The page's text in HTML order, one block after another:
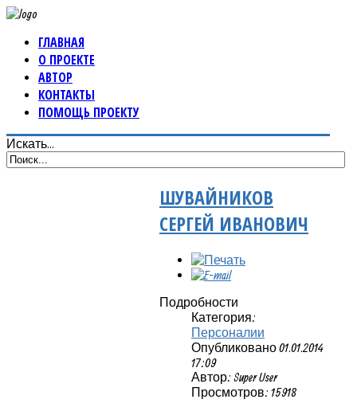
ГЛАВНАЯ
О ПРОЕКТЕ
АВТОР
КОНТАКТЫ
ПОМОЩЬ ПРОЕКТУ
Искать...
ШУВАЙНИКОВ
СЕРГЕЙ ИВАНОВИЧ
Подробности
Категория:
Персоналии
Опубликовано 01.01.2014
17:09
Автор: Super User
Просмотров: 15918